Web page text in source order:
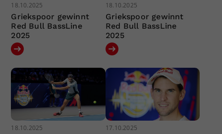
18.10.2025
Griekspoor gewinnt
Red Bull BassLine
2025
18.10.2025
Griekspoor gewinnt
Red Bull BassLine
2025
18.10.2025 17.10.2025